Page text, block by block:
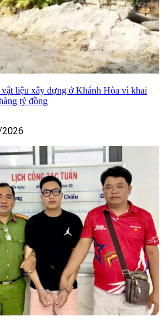
liệu xây dựng ở Khánh Hòa vì khai
tỷ đồng